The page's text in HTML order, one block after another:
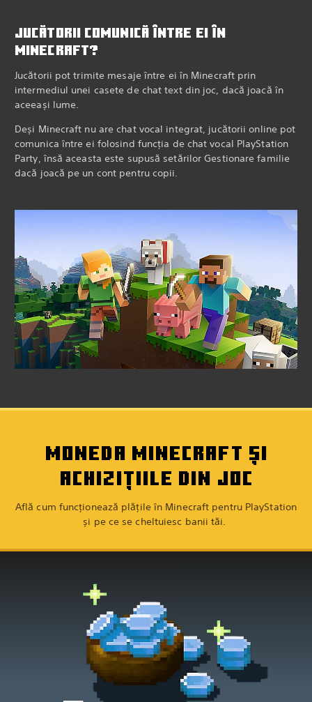
JUCĂTORII COMUNICĂ ÎNTRE EI ÎN
MINECRAFT?
Jucătorii pot trimite mesaje între ei în Minecraft prin
intermediul unei casete de chat text din joc, dacă joacă în
aceeași lume.
Deși Minecraft nu are chat vocal integrat, jucătorii online pot
comunica între ei folosind funcția de chat vocal PlayStation
Party, însă aceasta este supusă setărilor Gestionare familie
dacă joacă pe un cont pentru copii.
MONEDA MINECRAFT ȘI
ACHIZIȚIILE DIN JOC
Află cum funcționează plățile în Minecraft pentru PlayStation
și pe ce se cheltuiesc banii tăi.